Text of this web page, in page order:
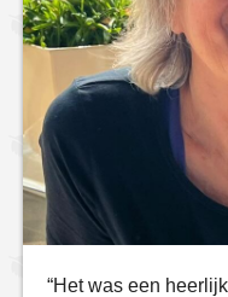
“Het was een